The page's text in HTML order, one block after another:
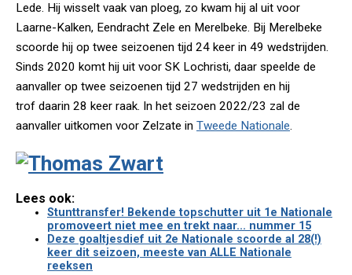
Lede. Hij wisselt vaak van ploeg, zo kwam hij al uit voor
Laarne-Kalken, Eendracht Zele en Merelbeke. Bij Merelbeke
scoorde hij op twee seizoenen tijd 24 keer in 49 wedstrijden.
Sinds 2020 komt hij uit voor SK Lochristi, daar speelde de
aanvaller op twee seizoenen tijd 27 wedstrijden en hij
trof daarin 28 keer raak. In het seizoen 2022/23 zal de
aanvaller uitkomen voor Zelzate in Tweede Nationale.
Lees ook:
Stunttransfer! Bekende topschutter uit 1e Nationale
promoveert niet mee en trekt naar... nummer 15
Deze goaltjesdief uit 2e Nationale scoorde al 28(!)
keer dit seizoen, meeste van ALLE Nationale
reeksen